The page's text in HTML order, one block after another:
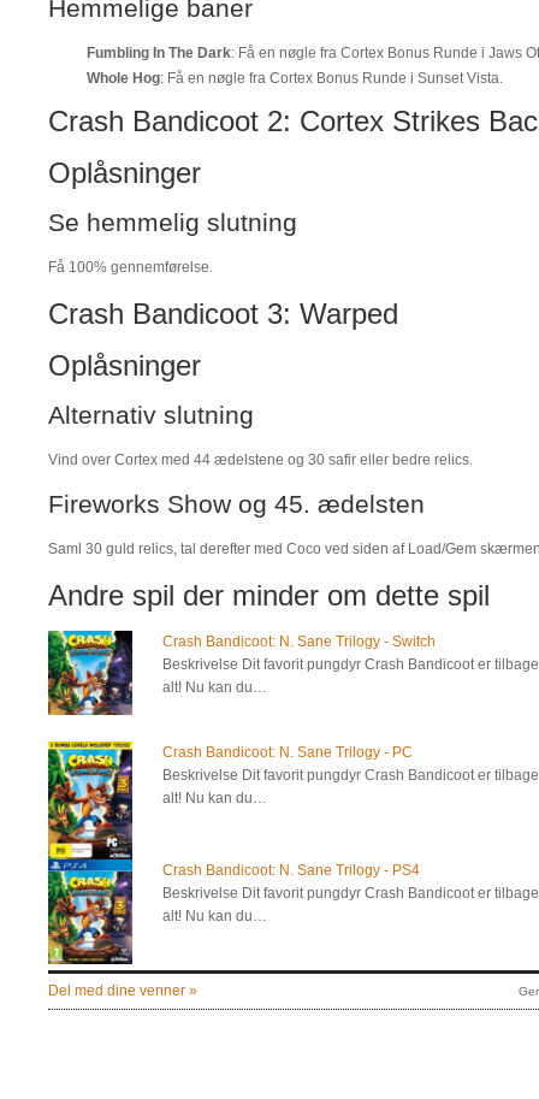
Hemmelige baner
Fumbling In The Dark: Få en nøgle fra Cortex Bonus Runde i Jaws
Whole Hog: Få en nøgle fra Cortex Bonus Runde i Sunset Vista.
Crash Bandicoot 2: Cortex Strikes
Oplåsninger
Se hemmelig slutning
Få 100% gennemførelse.
Crash Bandicoot 3: Warped
Oplåsninger
Alternativ slutning
Vind over Cortex med 44 ædelstene og 30 safir eller bedre relics.
Fireworks Show og 45. ædelsten
Saml 30 guld relics, tal derefter med Coco ved siden af Load/Gem
Andre spil der minder om dette spil
Crash Bandicoot: N. Sane Trilogy - Switch
Beskrivelse Dit favorit pungdyr Crash Bandicoot er
alt! Nu kan du…
Crash Bandicoot: N. Sane Trilogy - PC
Beskrivelse Dit favorit pungdyr Crash Bandicoot er
alt! Nu kan du…
Crash Bandicoot: N. Sane Trilogy - PS4
Beskrivelse Dit favorit pungdyr Crash Bandicoot er
alt! Nu kan du…
Del med dine venner »